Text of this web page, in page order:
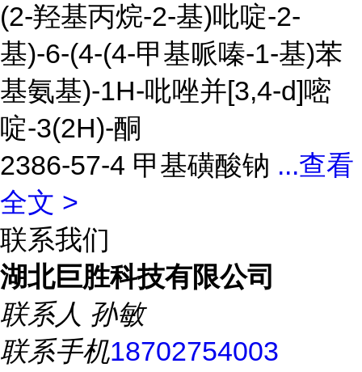
(2-羟基丙烷-2-基)吡啶-2-
基)-6-(4-(4-甲基哌嗪-1-基)苯
基氨基)-1H-吡唑并[3,4-d]嘧
啶-3(2H)-酮
2386-57-4 甲基磺酸钠 ...查看
全文 >
联系我们
湖北巨胜科技有限公司
联系人 孙敏
联系手机18702754003